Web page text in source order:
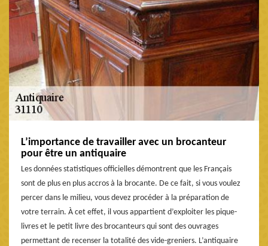
L’importance de travailler avec un brocanteur
pour être un antiquaire
Les données statistiques officielles démontrent que les Français
sont de plus en plus accros à la brocante. De ce fait, si vous voulez
percer dans le milieu, vous devez procéder à la préparation de
votre terrain. À cet effet, il vous appartient d’exploiter les pique-
livres et le petit livre des brocanteurs qui sont des ouvrages
permettant de recenser la totalité des vide-greniers. L’antiquaire